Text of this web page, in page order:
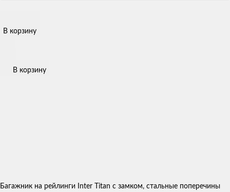
В корзину
В корзину
Багажник на рейлинги Inter Titan с замком, стальные поперечины